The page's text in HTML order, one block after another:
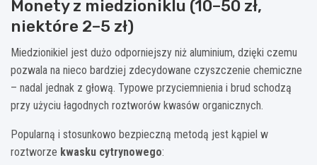
Monety z miedzioniklu (10–50 zł,
niektóre 2–5 zł)
Miedzionikiel jest dużo odporniejszy niż aluminium, dzięki czemu
pozwala na nieco bardziej zdecydowane czyszczenie chemiczne
– nadal jednak z głową. Typowe przyciemnienia i brud schodzą
przy użyciu łagodnych roztworów kwasów organicznych.
Popularną i stosunkowo bezpieczną metodą jest kąpiel w
roztworze kwasku cytrynowego: